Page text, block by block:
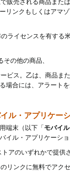
リンクもしくはアマ
ライセンスを有す
の他の商品、
ビス。乙は、商品ま
場合には、アラート
ル・アプリケー
端末（以下「モバイ
イル・アプリケーシ
アのいずれかで提供
リンクに無料でアク